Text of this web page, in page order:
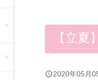
【立
query_builder2020年05月